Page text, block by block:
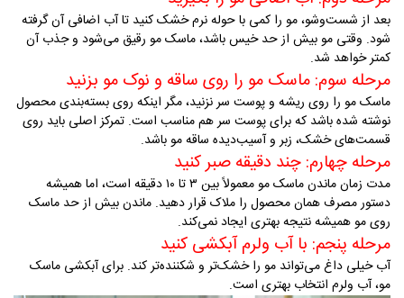
بعد از شست‌وشو، مو را کمی با حوله نرم خشک کنید تا آب اضافی آن گرفته
شود. وقتی مو بیش از حد خیس باشد، ماسک مو رقیق می‌شود و جذب آن
کمتر خواهد شد.
مرحله سوم: ماسک مو را روی ساقه و نوک مو بزنید
ماسک مو را روی ریشه و پوست سر نزنید، مگر اینکه روی بسته‌بندی محصول
نوشته شده باشد که برای پوست سر هم مناسب است. تمرکز اصلی باید روی
قسمت‌های خشک، زبر و آسیب‌دیده ساقه مو باشد.
مرحله چهارم: چند دقیقه صبر کنید
مدت زمان ماندن ماسک مو معمولاً بین ۳ تا ۱۰ دقیقه است، اما همیشه
دستور مصرف همان محصول را ملاک قرار دهید. ماندن بیش از حد ماسک
روی مو همیشه نتیجه بهتری ایجاد نمی‌کند.
مرحله پنجم: با آب ولرم آبکشی کنید
آب خیلی داغ می‌تواند مو را خشک‌تر و شکننده‌تر کند. برای آبکشی ماسک
مو، آب ولرم انتخاب بهتری است.